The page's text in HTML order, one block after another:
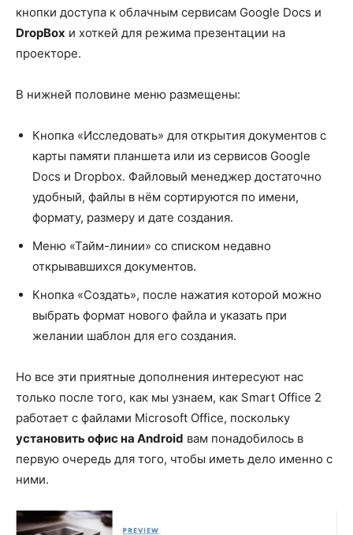
кнопки доступа к облачным сервисам Google Docs и
DropBox и хоткей для режима презентации на
проекторе.
В нижней половине меню размещены:
Кнопка «Исследовать» для открытия документов с
карты памяти планшета или из сервисов Google
Docs и Dropbox. Файловый менеджер достаточно
удобный, файлы в нём сортируются по имени,
формату, размеру и дате создания.
Меню «Тайм-линии» со списком недавно
открывавшихся документов.
Кнопка «Создать», после нажатия которой можно
выбрать формат нового файла и указать при
желании шаблон для его создания.
Но все эти приятные дополнения интересуют нас
только после того, как мы узнаем, как Smart Office 2
работает с файлами Microsoft Office, поскольку
установить офис на Android вам понадобилось в
первую очередь для того, чтобы иметь дело именно с
ними.